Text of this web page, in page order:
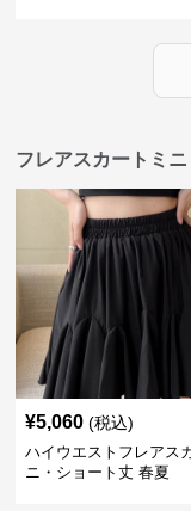
フレアスカートミ
¥5,060 (税込)
ハイウエストフレアス
ニ・ショート丈 春夏